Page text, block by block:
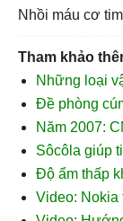
nhồi máu cơ tim
Tham khảo
Những loại
Đề phòng
Năm 2007:
Sôcôla giúp
Độ ẩm thấp
Video: Nokia